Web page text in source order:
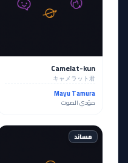
Camelat-kun
キャメラット君
Mayu Tamura
مؤدي الصوت
مساند